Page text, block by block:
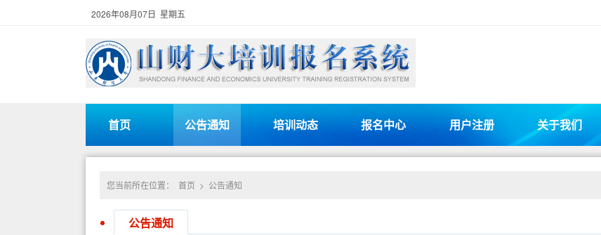
2026年08月07日 星期五
首页 公告通知 培训动态 报名中心 用户注册 关于我们
您当前所在位置： 首页 > 公告通知
公告通知